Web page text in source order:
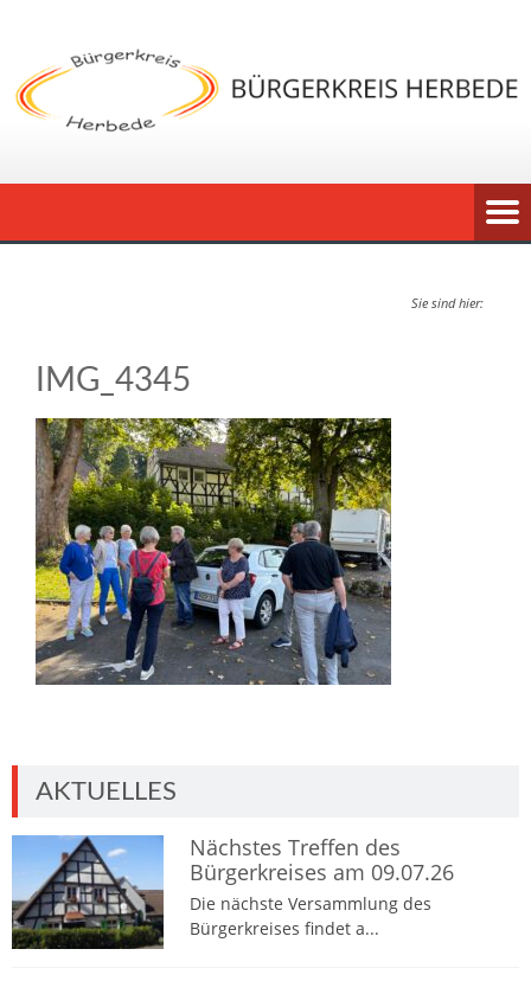
Sie sind hier:
IMG_4345
AKTUELLES
Nächstes Treffen des
Bürgerkreises am 09.07.26
Die nächste Versammlung des
Bürgerkreises findet a...